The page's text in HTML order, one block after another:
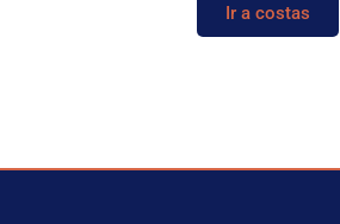
Ir a costas